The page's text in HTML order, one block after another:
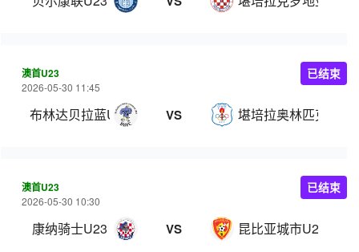
澳首U23
2026-05-30 11:45
布林达贝拉蓝U23 VS 堪培拉奥林匹克U23
已结束
澳首U23
2026-05-30 10:30
康纳骑士U23 VS 昆比亚城市U23
已结束